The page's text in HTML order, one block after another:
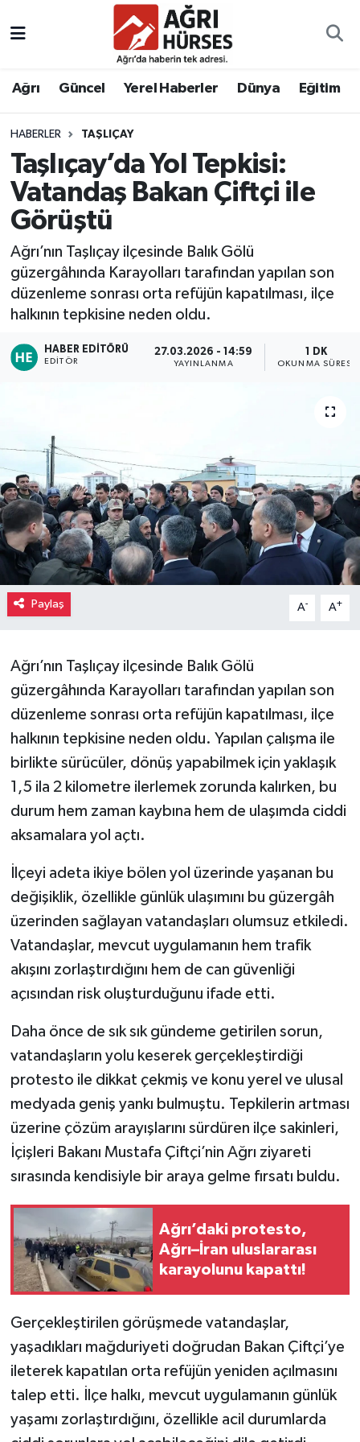
Ağrı Güncel Yerel Haberler Dünya Eğitim
HABERLER TAŞLIÇAY
Taşlıçay’da Yol Tepkisi:
Vatandaş Bakan Çiftçi ile
Görüştü
Ağrı’nın Taşlıçay ilçesinde Balık Gölü
güzergâhında Karayolları tarafından yapılan son
düzenleme sonrası orta refüjün kapatılması, ilçe
halkının tepkisine neden oldu.
HABER EDITÖRÜ
EDITÖR
27.03.2026 - 14:59
YAYINLANMA
1 DK
OKUNMA SÜRESI
Paylaş A- A+
Ağrı’nın Taşlıçay ilçesinde Balık Gölü
güzergâhında Karayolları tarafından yapılan son
düzenleme sonrası orta refüjün kapatılması, ilçe
halkının tepkisine neden oldu. Yapılan çalışma ile
birlikte sürücüler, dönüş yapabilmek için yaklaşık
1,5 ila 2 kilometre ilerlemek zorunda kalırken, bu
durum hem zaman kaybına hem de ulaşımda ciddi
aksamalara yol açtı.
İlçeyi adeta ikiye bölen yol üzerinde yaşanan bu
değişiklik, özellikle günlük ulaşımını bu güzergâh
üzerinden sağlayan vatandaşları olumsuz etkiledi.
Vatandaşlar, mevcut uygulamanın hem trafik
akışını zorlaştırdığını hem de can güvenliği
açısından risk oluşturduğunu ifade etti.
Daha önce de sık sık gündeme getirilen sorun,
vatandaşların yolu keserek gerçekleştirdiği
protesto ile dikkat çekmiş ve konu yerel ve ulusal
medyada geniş yankı bulmuştu. Tepkilerin artması
üzerine çözüm arayışlarını sürdüren ilçe sakinleri,
İçişleri Bakanı Mustafa Çiftçi’nin Ağrı ziyareti
sırasında kendisiyle bir araya gelme fırsatı buldu.
Ağrı’daki protesto,
Ağrı–İran uluslararası
karayolunu kapattı!
Gerçekleştirilen görüşmede vatandaşlar,
yaşadıkları mağduriyeti doğrudan Bakan Çiftçi’ye
ileterek kapatılan orta refüjün yeniden açılmasını
talep etti. İlçe halkı, mevcut uygulamanın günlük
yaşamı zorlaştırdığını, özellikle acil durumlarda
Hava Durumu
Süper Lig Puan Durumu ve Fikstür
Tüm Manşetler
Son Dakika Haberleri
Haber Arşivi